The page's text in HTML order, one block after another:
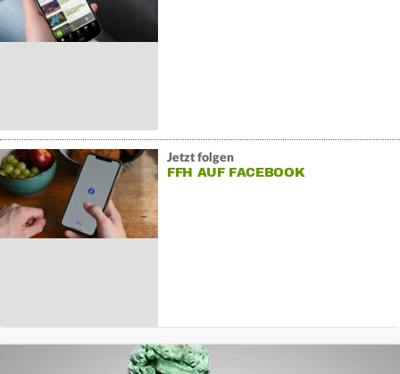
Jetzt folgen
FFH AUF FACEBOOK